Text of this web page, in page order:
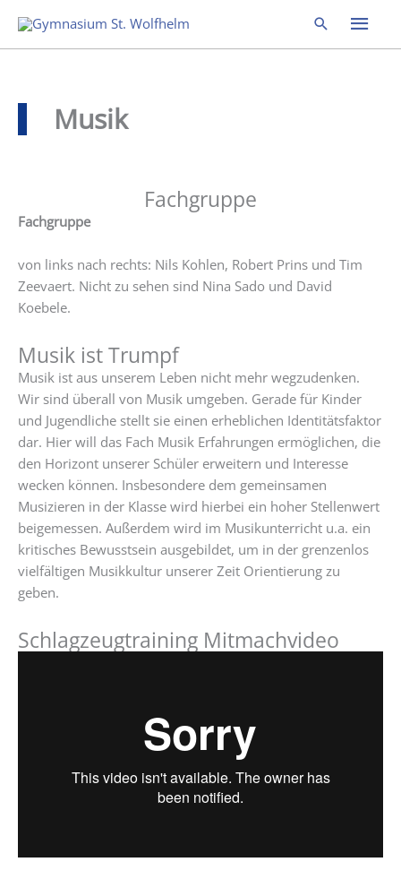
Inhalt
springen
Suchen
Musik
Fachgruppe
Fachgruppe
von links nach rechts: Nils Kohlen, Robert Prins und Tim
Zeevaert. Nicht zu sehen sind Nina Sado und David
Koebele.
Musik ist Trumpf
Musik ist aus unserem Leben nicht mehr wegzudenken.
Wir sind überall von Musik umgeben. Gerade für Kinder
und Jugendliche stellt sie einen erheblichen Identitätsfaktor
dar. Hier will das Fach Musik Erfahrungen ermöglichen, die
den Horizont unserer Schüler erweitern und Interesse
wecken können. Insbesondere dem gemeinsamen
Musizieren in der Klasse wird hierbei ein hoher Stellenwert
beigemessen. Außerdem wird im Musikunterricht u.a. ein
kritisches Bewusstsein ausgebildet, um in der grenzenlos
vielfältigen Musikkultur unserer Zeit Orientierung zu
geben.
Schlagzeugtraining Mitmachvideo